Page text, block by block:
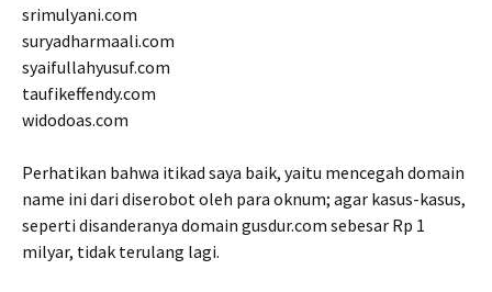
srimulyani.com
suryadharmaali.com
syaifullahyusuf.com
taufikeffendy.com
widodoas.com
Perhatikan bahwa itikad saya baik, yaitu mencegah domain
name ini dari diserobot oleh para oknum; agar kasus-kasus,
seperti disanderanya domain gusdur.com sebesar Rp 1
milyar, tidak terulang lagi.